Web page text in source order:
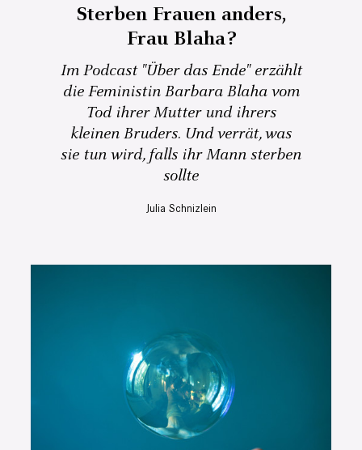
Sterben Frauen anders,
Frau Blaha?
Im Podcast "Über das Ende" erzählt
die Feministin Barbara Blaha vom
Tod ihrer Mutter und ihrers
kleinen Bruders. Und verrät, was
sie tun wird, falls ihr Mann sterben
sollte
Julia Schnizlein